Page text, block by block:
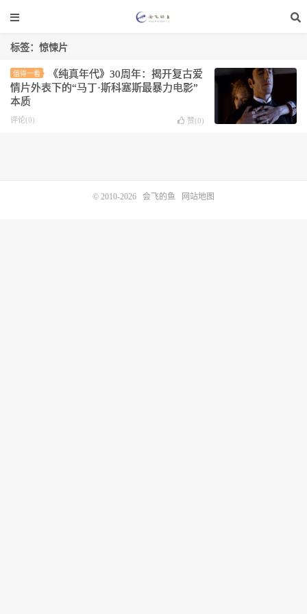
标签：惊悚片
值得一看
《纯真年代》30周年：揭开复古爱
情片外表下的“马丁·斯科塞斯最暴力电影”
本质
评论(0) 赞(0)
© 2010-2026 会飞的鱼 网站地图